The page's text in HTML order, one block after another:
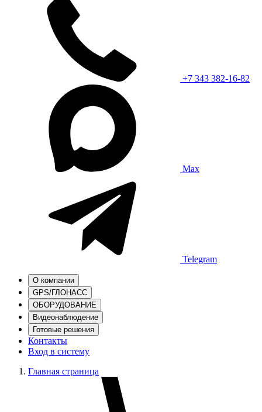
+7 343 382-16-82
Max
Telegram
О компании
GPS/ГЛОНАСС
ОБОРУДОВАНИЕ
Видеонаблюдение
Готовые решения
Контакты
Вход в систему
Главная страница